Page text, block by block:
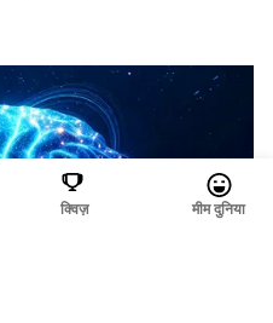
क्विज़ मीम दुनिया